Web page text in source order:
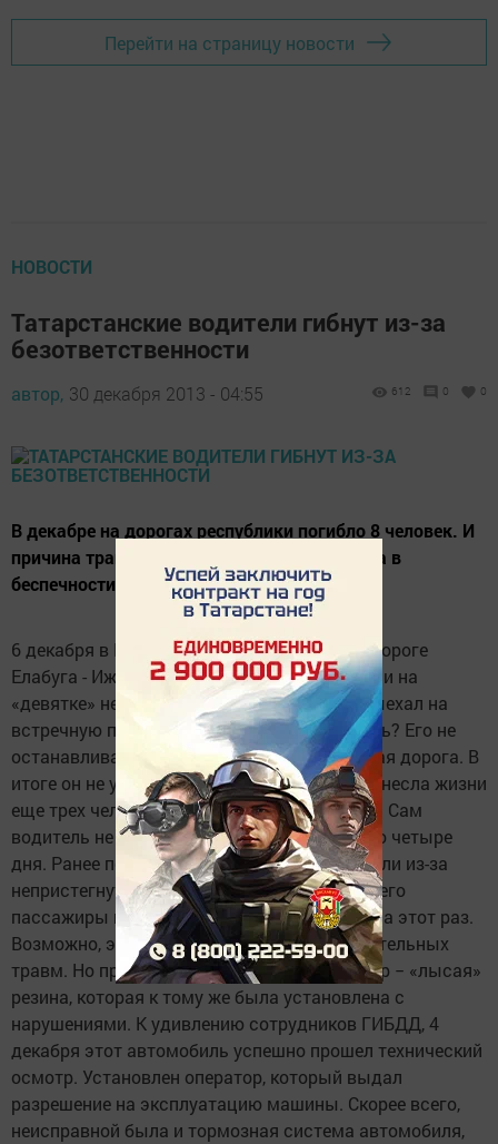
Перейти на страницу новости
НОВОСТИ
Татарстанские водители гибнут из-за
безответственности
автор, 30 декабря 2013 - 04:55 612 0 0
В декабре на дорогах республики погибло 8 человек. И
причина трагедий не в погодных условиях, а в
беспечности водителей.
6 декабря в Менделевском районе на автодороге
Елабуга - Ижевск 42-летний житель Удмуртии на
«девятке» не справился с управлением и выехал на
встречную полосу. Куда торопился водитель? Его не
останавливали ни мокрый снег, ни скользкая дорога. В
итоге он не успел никуда! Его беспечность унесла жизни
еще трех человек, им было 19, 22 и 24 года… Сам
водитель не дожил до своего 43-летия всего четыре
дня. Ранее погибшего дважды останавливали из-за
непристегнутого ремня безопасности. Он и его
пассажиры не воспользовались ремнем и на этот раз.
Возможно, это стало одной из причин смертельных
травм. Но причиной ДТП стал другой фактор − «лысая»
резина, которая к тому же была установлена с
нарушениями. К удивлению сотрудников ГИБДД, 4
декабря этот автомобиль успешно прошел технический
осмотр. Установлен оператор, который выдал
разрешение на эксплуатацию машины. Скорее всего,
неисправной была и тормозная система автомобиля,